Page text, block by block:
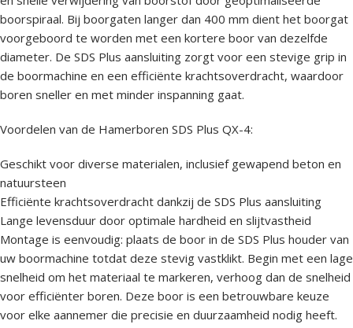
boorspiraal. Bij boorgaten langer dan 400 mm dient het boorgat
voorgeboord te worden met een kortere boor van dezelfde
diameter. De SDS Plus aansluiting zorgt voor een stevige grip in
de boormachine en een efficiënte krachtsoverdracht, waardoor
boren sneller en met minder inspanning gaat.
Voordelen van de Hamerboren SDS Plus QX-4:
Geschikt voor diverse materialen, inclusief gewapend beton en
natuursteen
Efficiënte krachtsoverdracht dankzij de SDS Plus aansluiting
Lange levensduur door optimale hardheid en slijtvastheid
Montage is eenvoudig: plaats de boor in de SDS Plus houder van
uw boormachine totdat deze stevig vastklikt. Begin met een lage
snelheid om het materiaal te markeren, verhoog dan de snelheid
voor efficiënter boren. Deze boor is een betrouwbare keuze
voor elke aannemer die precisie en duurzaamheid nodig heeft.